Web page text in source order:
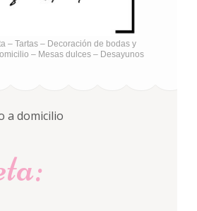
– Tartas – Decoración de bodas y
– Mesas dulces – Desayunos
a domicilio